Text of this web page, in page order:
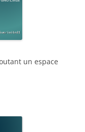
un espace